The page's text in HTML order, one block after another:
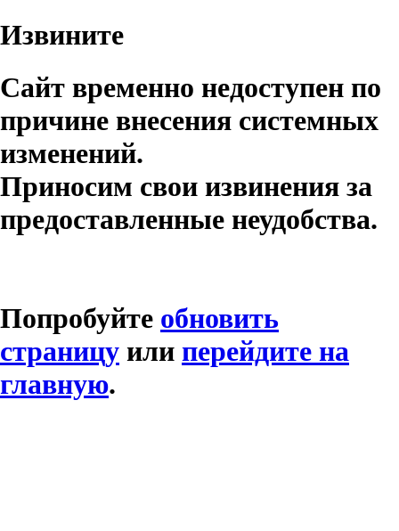
Извините
Сайт временно недоступен по
причине внесения системных
изменений.
Приносим свои извинения за
предоставленные неудобства.
Попробуйте обновить
страницу или перейдите на
главную.